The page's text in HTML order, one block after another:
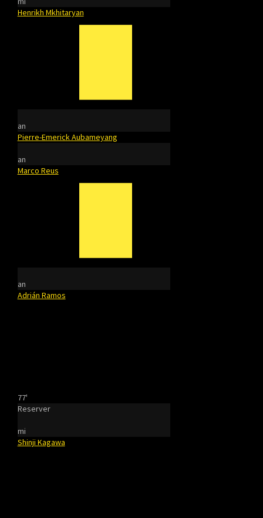
Henrikh Mkhitaryan
an
Pierre-Emerick Aubameyang
an
Marco Reus
an
Adrián Ramos
77'
Reserver
mi
Shinji Kagawa